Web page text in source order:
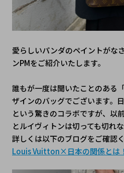
愛らしいパンダのペイントがな
ンPMをご紹介いたします。
誰もが一度は聞いたことのある
ザインのバッグでございます
という驚きのコラボですが、以
とルイヴィトンは切っても切れ
詳しくは以下のブログをご確認
Louis Vuitton×日本の関係とは